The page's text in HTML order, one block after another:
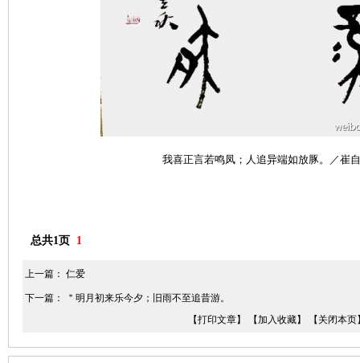
我喜正言若鸣凤；人追异端如放豚。／崔
总共1页 1
上一篇： 仁爱
下一篇：
＂明月初来乐今夕；旧雨不至追昔游。
【打印文章】
【加入收藏】 【关闭本页